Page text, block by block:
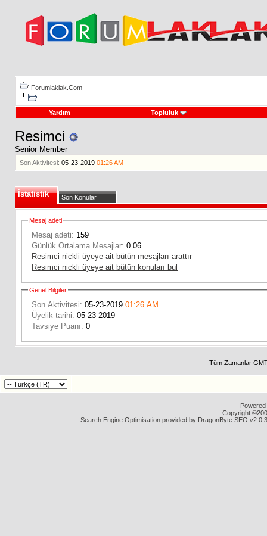
Forumlaklak.Com
Yardım Topluluk
Resimci
Senior Member
Son Aktivitesi: 05-23-2019 01:26 AM
İstatistik Son Konular
Mesaj adeti
Mesaj adeti: 159
Günlük Ortalama Mesajlar: 0.06
Resimci nickli üyeye ait bütün mesajları arattır
Resimci nickli üyeye ait bütün konuları bul
Genel Bilgiler
Son Aktivitesi: 05-23-2019 01:26 AM
Üyelik tarihi: 05-23-2019
Tavsiye Puanı: 0
Tüm Zamanlar
Copyright
Search Engine Optimisation provided by DragonByte SEO